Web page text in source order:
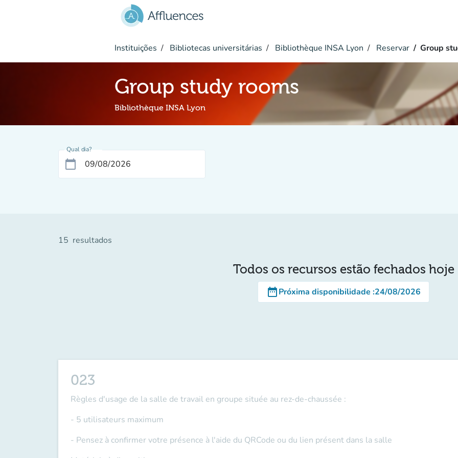
Instituições Bibliotecas universitárias Bibliothèque INSA Lyon Reservar Group
Group study rooms
Bibliothèque INSA Lyon
Qual dia?
calendar_today
15 resultados
Todos os recursos estão fechados hoje
date_rangePróxima disponibilidade :24/08/2026
023
Règles d'usage de la salle de travail en groupe située au rez-de-chaussée :
- 5 utilisateurs maximum
- Pensez à confirmer votre présence à l'aide du QRCode ou du lien présent dans la salle